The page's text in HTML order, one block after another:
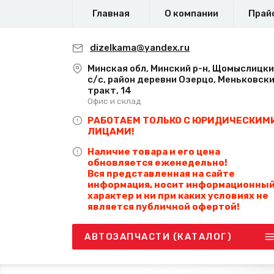
Главная О компании
dizelkama@yandex.ru
Минская обл, Минский р-н,
с/с, район деревни Озерцо,
тракт, 14
Офис и склад
РАБОТАЕМ ТОЛЬКО С
ЛИЦАМИ!
Наличие товара и его цена
обновляется еженедельно!
Вся представленная на сайте
информация, носит информационный
характер и ни при каких условиях не
является публичной офертой!
АВТОЗАПЧАСТИ (КАТАЛОГ)